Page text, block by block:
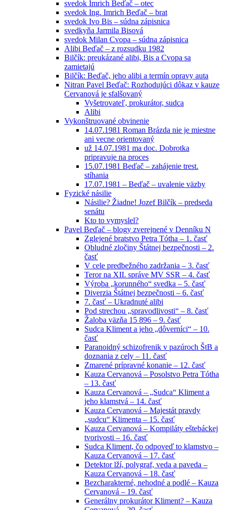
svedok Imrich Beďač – otec
svedok Ing. Imrich Beďač – brat
svedok Ivo Bis – súdna zápisnica
svedkyňa Jarmila Bisová
svedok Milan Cvopa – súdna zápisnica
Alibi Beďač – z rozsudku 1982
Bilčík: preukázané alibi, Bis a Cvopa sa
zamietajú
Bilčík: Beďač, jeho alibi a termín opravy auta
Nitran Pavel Beďač: Rozhodujúci dôkaz v kauze
Cervanová je sfalšovaný
Vyšetrovateľ, prokurátor, sudca
Alibi
Vykonštruované obvinenie
14.07.1981 Roman Brázda nie je miestne
ani vecne orientovaný
už 14.07.1981 ma doc. Dobrotka
pripravuje na proces
15.07.1981 Beďač – zahájenie trest.
stíhania
17.07.1981 – Beďač – uvalenie väzby
Fyzické násilie
Násilie? Žiadne! Jozef Bilčík – predseda
senátu
Kto to vymyslel?
Pavel Beďač – blogy zverejnené v Denníku N
Zglejené bratstvo Petra Tótha – 1. časť
Obludné zločiny Štátnej bezpečnosti – 2.
časť
V cele predbežného zadržania – 3. časť
Teror na XII. správe MV SSR – 4. časť
Výroba „korunného“ svedka – 5. časť
Diverzia Štátnej bezpečnosti – 6. časť
7. časť – Ukradnuté alibi
Pod strechou „spravodlivosti“ – 8. časť
Žaloba väzňa 15 896 – 9. časť
Sudca Kliment a jeho „dôverníci“ – 10.
časť
Paranoidný schizofrenik v pazúroch ŠtB a
doznania z cely – 11. časť
Zmarené prípravné konanie – 12. časť
Kauza Cervanová – Posolstvo Petra Tótha
– 13. časť
Kauza Cervanová – „Sudca“ Kliment a
jeho klamstvá – 14. časť
Kauza Cervanová – Majestát pravdy
„sudcu“ Klimenta – 15. časť
Kauza Cervanová – Kompiláty eštebáckej
tvorivosti – 16. časť
Sudca Kliment, čo odpoveď to klamstvo –
Kauza Cervanová – 17. časť
Detektor lží, polygraf, veda a paveda –
Kauza Cervanová – 18. časť
Bezcharakterné, nehodné a podlé – Kauza
Cervanová – 19. časť
Generálny prokurátor Kliment? – Kauza